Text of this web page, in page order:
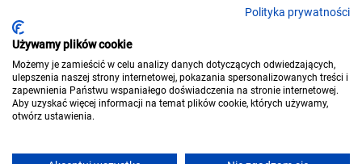
Dla wynajmujących
Polityka prywatności
Używamy plików cookie
Możemy je zamieścić w celu analizy danych dotyczących odwiedzających,
ulepszenia naszej strony internetowej, pokazania spersonalizowanych treści i
zapewnienia Państwu wspaniałego doświadczenia na stronie internetowej.
Aby uzyskać więcej informacji na temat plików cookie, których używamy,
otwórz ustawienia.